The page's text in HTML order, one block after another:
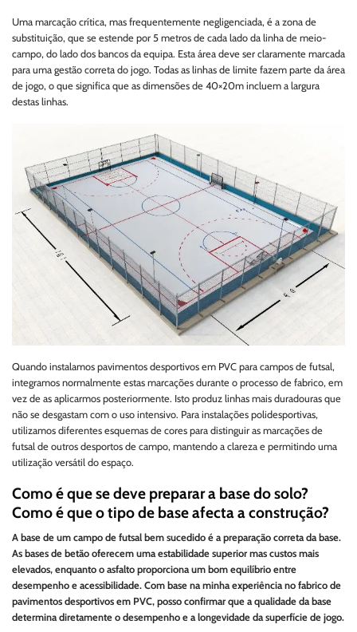
Uma marcação crítica, mas frequentemente negligenciada, é a zona de
substituição, que se estende por 5 metros de cada lado da linha de meio-
campo, do lado dos bancos da equipa. Esta área deve ser claramente marcada
para uma gestão correta do jogo. Todas as linhas de limite fazem parte da área
de jogo, o que significa que as dimensões de 40×20m incluem a largura
destas linhas.
Quando instalamos pavimentos desportivos em PVC para campos de futsal,
integramos normalmente estas marcações durante o processo de fabrico, em
vez de as aplicarmos posteriormente. Isto produz linhas mais duradouras que
não se desgastam com o uso intensivo. Para instalações polidesportivas,
utilizamos diferentes esquemas de cores para distinguir as marcações de
futsal de outros desportos de campo, mantendo a clareza e permitindo uma
utilização versátil do espaço.
Como é que se deve preparar a base do solo?
Como é que o tipo de base afecta a construção?
A base de um campo de futsal bem sucedido é a preparação correta da base.
As bases de betão oferecem uma estabilidade superior mas custos mais
elevados, enquanto o asfalto proporciona um bom equilíbrio entre
desempenho e acessibilidade. Com base na minha experiência no fabrico de
pavimentos desportivos em PVC, posso confirmar que a qualidade da base
determina diretamente o desempenho e a longevidade da superfície de jogo.